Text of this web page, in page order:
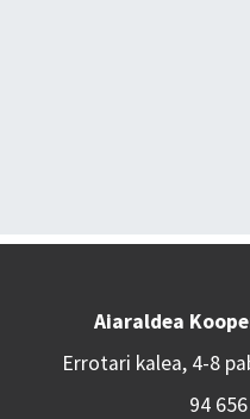
Aiaraldea
Errotari kalea, 4-8
94